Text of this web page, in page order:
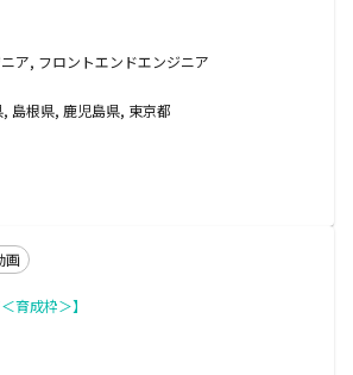
ア, フロントエンドエンジニア
島根県, 鹿児島県, 東京都
画
育成枠＞】